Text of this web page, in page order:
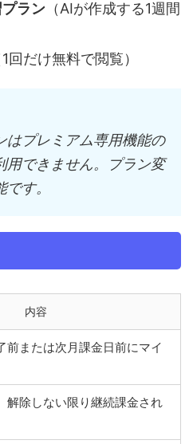
ラン （AIが作成する1週間
1回だけ無料で閲覧）
はプレミアム専用機能の
用できません。プラン変
す。
内容
前または次月課金日前にマイ
解除しない限り継続課金され